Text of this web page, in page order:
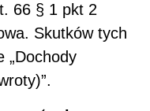
66 § 1 pkt 2
Skutków tych
„Dochody